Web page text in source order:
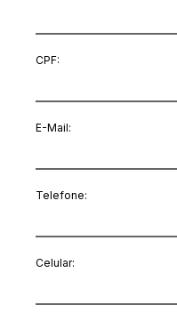
CPF:
E-Mail:
Telefone:
Celular: